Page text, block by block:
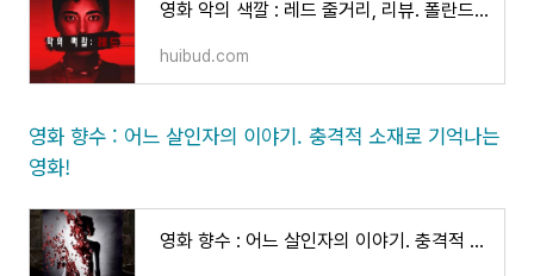
영화 악의 색깔 : 레드 줄거리, 리뷰. 폴란드 영화의 맛을 보았다.
huibud.com
영화 향수 : 어느 살인자의 이야기. 충격적 소재로 기억나는
영화!
영화 향수 : 어느 살인자의 이야기. 충격적 소재로 기억나는 영화!